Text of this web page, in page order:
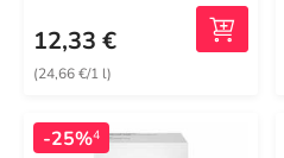
12,33 €
(24,66 €/1 l)
-25%4